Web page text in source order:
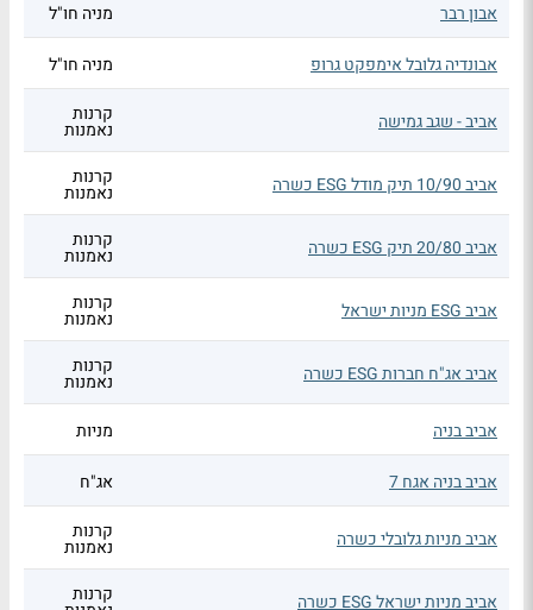
אבון רבר מניה חו"ל
אבונדיה גלובל אימפקט גרופ מניה חו"ל
אביב - שגב גמישה קרנות
נאמנות
אביב 10/90 תיק מודל ESG כשרה קרנות
נאמנות
אביב 20/80 תיק ESG כשרה קרנות
נאמנות
אביב ESG מניות ישראל קרנות
נאמנות
אביב אג"ח חברות ESG כשרה קרנות
נאמנות
אביב בניה
מניות
אביב בניה אגח 7 אג"ח
אביב מניות גלובלי כשרה קרנות
נאמנות
אביב מניות ישראל ESG כשרה קרנות